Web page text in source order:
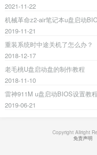
2021-11-22
机械革命z2-air笔记本u盘启动
2019-11-21
重装系统时中途关机了怎么办？
2018-12-17
老毛桃U盘启动盘的制作教程
2018-11-10
雷神911M u盘启动BIOS设置教程
2019-06-21
Copyright Allright
免责声明